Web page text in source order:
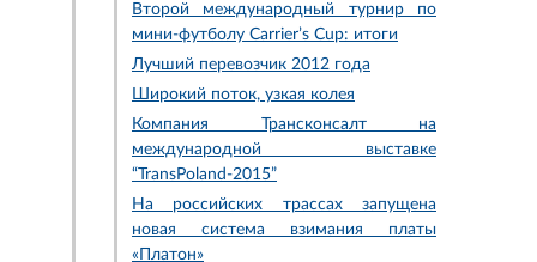
Второй международный турнир по
мини-футболу Carrier’s Cup: итоги
Лучший перевозчик 2012 года
Широкий поток, узкая колея
Компания Трансконсалт на
международной выставке
“TransPoland-2015”
На российских трассах запущена
новая система взимания платы
«Платон»